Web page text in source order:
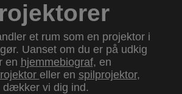
et rum som en projektor i
Uanset om du er på udkig
en hjemmebiograf, en
eller en spilprojektor,
dækker vi dig ind.